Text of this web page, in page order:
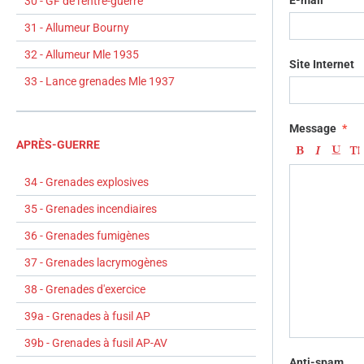
Site Internet
Message
31 - Allumeur Bourny
32 - Allumeur Mle 1935
33 - Lance grenades Mle 1937
APRÈS-GUERRE
34 - Grenades explosives
35 - Grenades incendiaires
36 - Grenades fumigènes
37 - Grenades lacrymogènes
38 - Grenades d'exercice
39a - Grenades à fusil AP
39b - Grenades à fusil AP-AV